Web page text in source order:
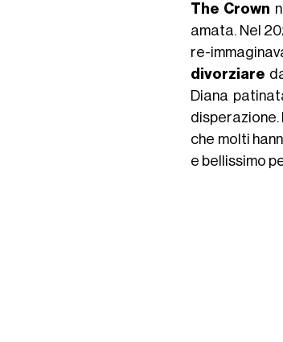
The Crown
amata. Nel
re-
divorziare
Diana
disperazione.
che molti
e bellissimo